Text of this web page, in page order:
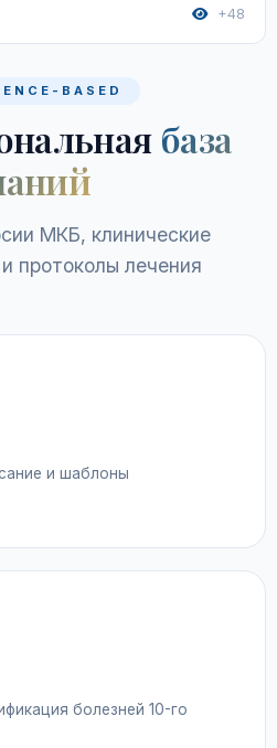
+48
BASED
база
МКБ, клинические
протоколы лечения
и шаблоны
болезней 10-го